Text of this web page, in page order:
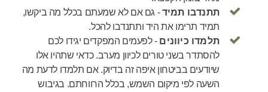
תתנדבו תמיד- גם אם לא שמעתם בכלל מה ביקשו,
תמיד תרימו את היד ותתנדבו להכל.
תלמדו כיוונים - לפעמים המפקדים יגידו לכם
להסתדר בשני טורים לכיוון מערב. כדאי שתהיו אלו
שיודעים בביטחון איפה זה בדיוק. אם תלמדו לדעת מה
השעה לפי מיקום השמש, בכלל הרווחתם. בגיבוש